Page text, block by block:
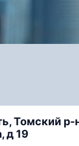
Томский р-
д 19